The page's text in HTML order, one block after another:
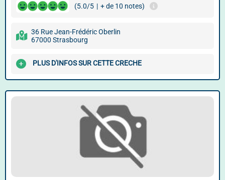
(5.0/5 | + de 10 notes)
36 Rue Jean-Frédéric Oberlin
67000 Strasbourg
PLUS D'INFOS SUR CETTE CRECHE